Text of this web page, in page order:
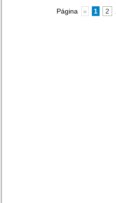
Página « 1 2